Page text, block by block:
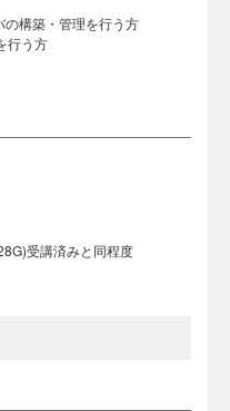
の構築・管理を行う方
行う方
受講済みと同程度